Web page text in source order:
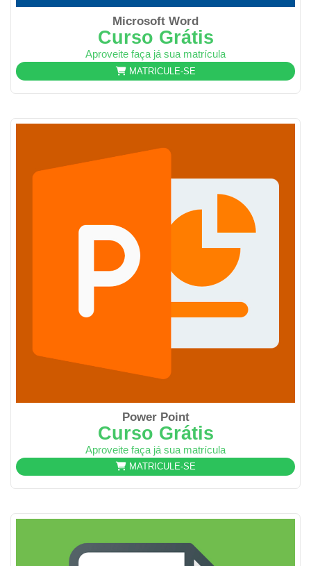
Microsoft Word
Curso Grátis
Aproveite faça já sua matrícula
MATRICULE-SE
Power Point
Curso Grátis
Aproveite faça já sua matrícula
MATRICULE-SE